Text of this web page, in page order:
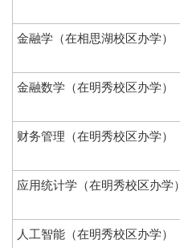
金融学（在相思湖校区办学）
金融数学（在明秀校区办学）
财务管理（在明秀校区办学）
应用统计学（在明秀校区办学）
人工智能（在明秀校区办学）